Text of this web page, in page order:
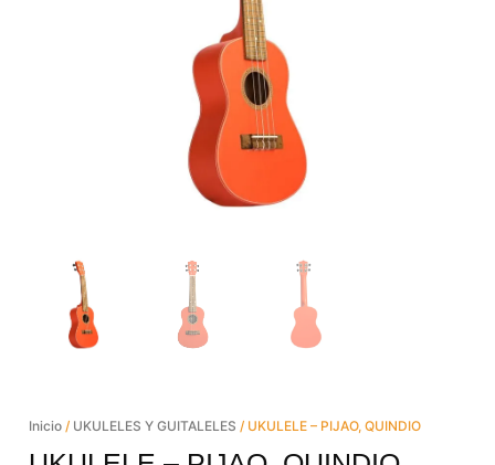
Inicio / UKULELES Y GUITALELES / UKULELE – PIJAO, QUINDIO